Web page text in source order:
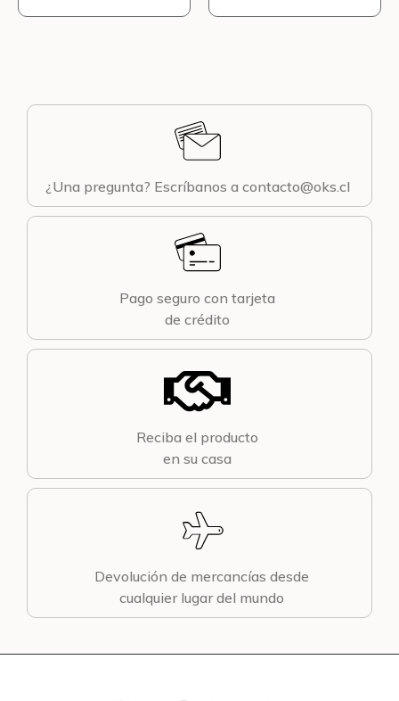
¿Una pregunta? Escríbanos a contacto@oks.cl
Pago seguro con tarjeta
de crédito
Reciba el producto
en su casa
Devolución de mercancías desde
cualquier lugar del mundo